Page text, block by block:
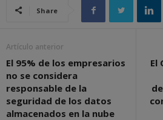
Share
Artículo anterior
El 95% de los empresarios
no se considera
responsable de la
seguridad de los datos
almacenados en la nube
El